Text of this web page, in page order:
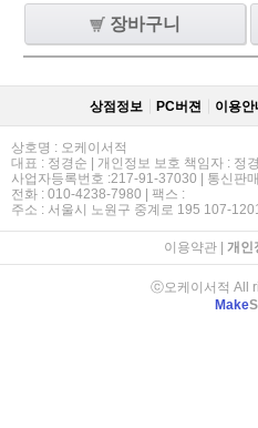
장바구니
상점정보 PC버젼 이용안
상호명 : 오케이서적
대표 : 정경순 | 개인정보 보호 책임자 : 정
사업자등록번호 :217-91-37030 | 통신판
전화 : 010-4238-7980 | 팩스 :
주소 : 서울시 노원구 중계로 195 107-
이용약관| 개인
ⓒ오케이서적 All
Make